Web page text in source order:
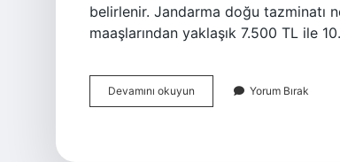
belirlenir. Jandarma doğu tazminatı
maaşlarından yaklaşık 7.500 TL ile
Devamını okuyun
Yıl
Yorum Bırak